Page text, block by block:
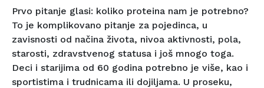
Prvo pitanje glasi: koliko proteina nam je potrebno?
To je komplikovano pitanje za pojedinca, u
zavisnosti od načina života, nivoa aktivnosti, pola,
starosti, zdravstvenog statusa i još mnogo toga.
Deci i starijima od 60 godina potrebno je više, kao i
sportistima i trudnicama ili dojiljama. U proseku,